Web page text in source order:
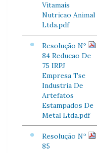
Vitamais
Nutricao Animal
Ltda.pdf
Resolução Nº
84 Reducao De
75 IRPJ
Empresa Tse
Industria De
Artefatos
Estampados De
Metal Ltda.pdf
Resolução Nº
85